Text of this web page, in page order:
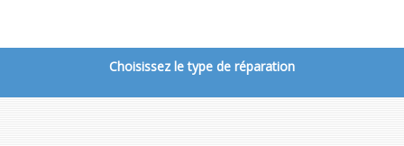
Choisissez le type de réparation